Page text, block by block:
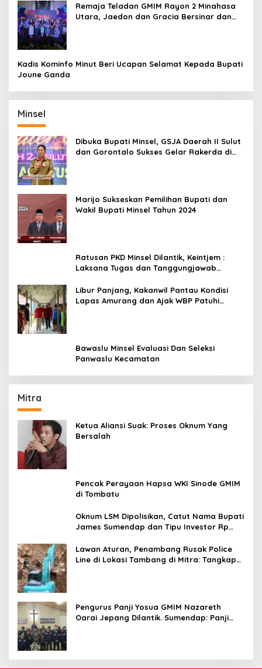
Remaja Teladan GMIM Rayon 2 Minahasa
Utara, Jaedon dan Gracia Bersinar dan
Kadis Kominfo Minut Beri Ucapan Selamat Kepada Bupati
Joune Ganda
Minsel
Dibuka Bupati Minsel, GSJA Daerah II Sulut
dan Gorontalo Sukses Gelar Rakerda di
Marijo Sukseskan Pemilihan Bupati dan
Wakil Bupati Minsel Tahun 2024
Ratusan PKD Minsel Dilantik, Keintjem :
Laksana Tugas dan Tanggungjawab
Libur Panjang, Kakanwil Pantau Kondisi
Lapas Amurang dan Ajak WBP Patuhi
Bawaslu Minsel Evaluasi Dan Seleksi
Panwaslu Kecamatan
Mitra
Ketua Aliansi Suak: Proses Oknum Yang
Bersalah
Pencak Perayaan Hapsa WKI Sinode GMIM
di Tombatu
Oknum LSM Dipolisikan, Catut Nama Bupati
James Sumendap dan Tipu Investor Rp
Lawan Aturan, Penambang Rusak Police
Line di Lokasi Tambang di Mitra: Tangkap
Pengurus Panji Yosua GMIM Nazareth
Oarai Jepang Dilantik. Sumendap: Panji